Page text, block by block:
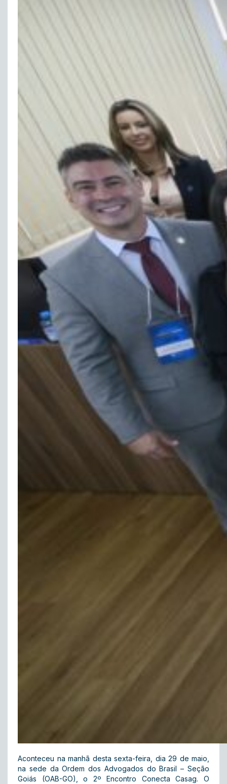
Aconteceu na manhã desta sexta-feira, dia 29 de maio,
na sede da Ordem dos Advogados do Brasil – Seção
Goiás (OAB-GO), o 2º Encontro Conecta Casag. O